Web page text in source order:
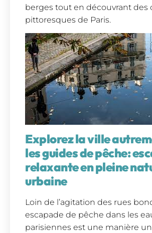
berges tout en découvrant des
pittoresques de Paris.
Explorez la ville
les guides de pêche:
relaxante en pleine
urbaine
Loin de l’agitation des rues
escapade de pêche dans les
parisiennes est une manière